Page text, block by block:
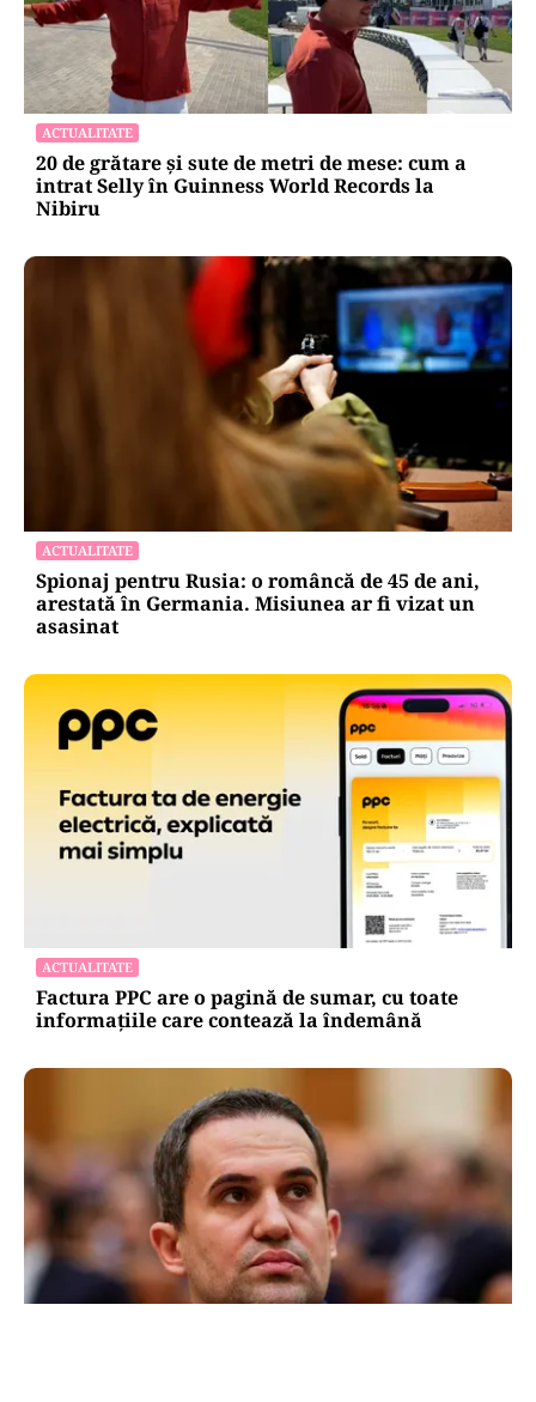
ACTUALITATE
20 de grătare și sute de metri de mese: cum a
intrat Selly în Guinness World Records la
Nibiru
ACTUALITATE
Spionaj pentru Rusia: o româncă de 45 de ani,
arestată în Germania. Misiunea ar fi vizat un
asasinat
ACTUALITATE
Factura PPC are o pagină de sumar, cu toate
informațiile care contează la îndemână